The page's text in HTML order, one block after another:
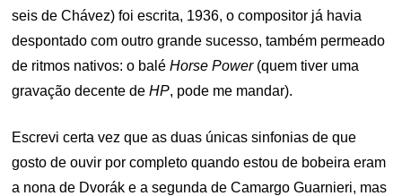
seis de Chávez) foi escrita, 1936, o compositor já havia
despontado com outro grande sucesso, também permeado
de ritmos nativos: o baléHorse Power(quem tiver uma
gravação decente deHP, pode me mandar).
Escrevi certa vez que as duas únicas sinfonias de que
gosto de ouvir por completo quando estou de bobeira eram
a nona de Dvorák e a segunda de Camargo Guarnieri, mas